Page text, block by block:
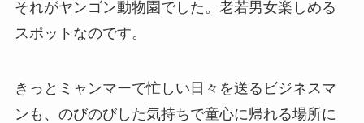
それがヤンゴン動物園でした。老若男女楽しめる
スポットなのです。
きっとミャンマーで忙しい日々を送るビジネスマ
ンも、のびのびした気持ちで童心に帰れる場所に